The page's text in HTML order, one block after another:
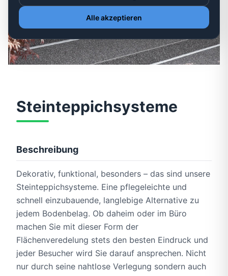
Dekorativ, funktional, besonders – natürliche
Steinteppichsysteme und
Steinteppichsysteme
Beschreibung
Dekorativ, funktional, besonders – das sind unsere
Steinteppichsysteme. Eine pflegeleichte und
schnell einzubauende, langlebige Alternative zu
jedem Bodenbelag. Ob daheim oder im Büro
machen Sie mit dieser Form der
Flächenveredelung stets den besten Eindruck und
jeder Besucher wird Sie darauf ansprechen. Nicht
nur durch seine nahtlose Verlegung sondern auch
Alle akzeptieren